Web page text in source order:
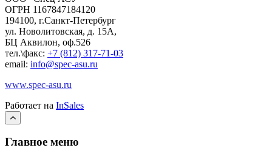
ОГРН 1167847184120
194100, г.Санкт-Петербург
ул. Новолитовская, д. 15А,
БЦ Аквилон, оф.526
тел.\факс: +7 (812) 317-71-03
email: info@spec-asu.ru
www.spec-asu.ru
Работает на InSales
Главное меню